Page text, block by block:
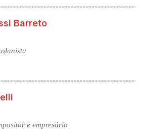
Barreto
e empresário